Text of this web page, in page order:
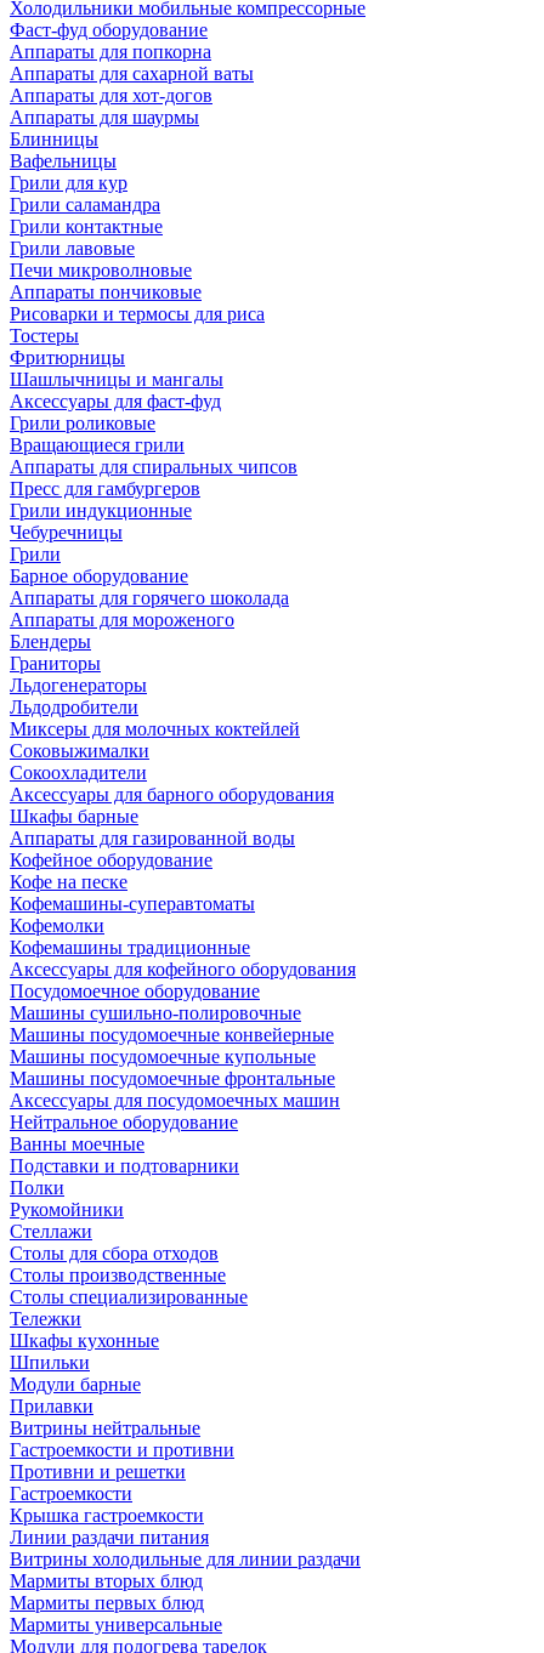
Холодильники мобильные компрессорные
Фаст-фуд оборудование
Аппараты для попкорна
Аппараты для сахарной ваты
Аппараты для хот-догов
Аппараты для шаурмы
Блинницы
Вафельницы
Грили для кур
Грили саламандра
Грили контактные
Грили лавовые
Печи микроволновые
Аппараты пончиковые
Рисоварки и термосы для риса
Тостеры
Фритюрницы
Шашлычницы и мангалы
Аксессуары для фаст-фуд
Грили роликовые
Вращающиеся грили
Аппараты для спиральных чипсов
Пресс для гамбургеров
Грили индукционные
Чебуречницы
Грили
Барное оборудование
Аппараты для горячего шоколада
Аппараты для мороженого
Блендеры
Граниторы
Льдогенераторы
Льдодробители
Миксеры для молочных коктейлей
Соковыжималки
Сокоохладители
Аксессуары для барного оборудования
Шкафы барные
Аппараты для газированной воды
Кофейное оборудование
Кофе на песке
Кофемашины-суперавтоматы
Кофемолки
Кофемашины традиционные
Аксессуары для кофейного оборудования
Посудомоечное оборудование
Машины сушильно-полировочные
Машины посудомоечные конвейерные
Машины посудомоечные купольные
Машины посудомоечные фронтальные
Аксессуары для посудомоечных машин
Нейтральное оборудование
Ванны моечные
Подставки и подтоварники
Полки
Рукомойники
Стеллажи
Столы для сбора отходов
Столы производственные
Столы специализированные
Тележки
Шкафы кухонные
Шпильки
Модули барные
Прилавки
Витрины нейтральные
Гастроемкости и противни
Противни и решетки
Гастроемкости
Крышка гастроемкости
Линии раздачи питания
Витрины холодильные для линии раздачи
Мармиты вторых блюд
Мармиты первых блюд
Мармиты универсальные
Модули для подогрева тарелок